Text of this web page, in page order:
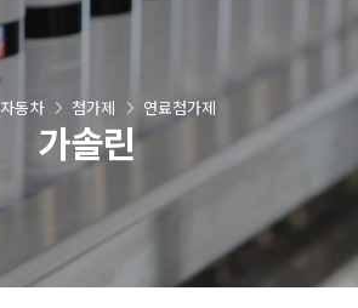
가솔린
자동차 첨가제 연료첨가제